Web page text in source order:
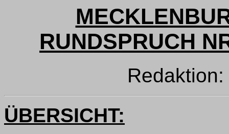
RUNDSPRUCH
ÜBERSICHT: